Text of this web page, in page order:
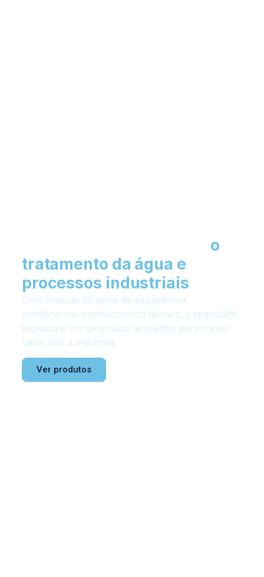
o
tratamento da água e
processos industriais
Com mais de 60 anos de experiência,
combinamos conhecimento técnico, capacidade
logística e compromisso ambiental para trazer
valor real à indústria.
Ver produtos